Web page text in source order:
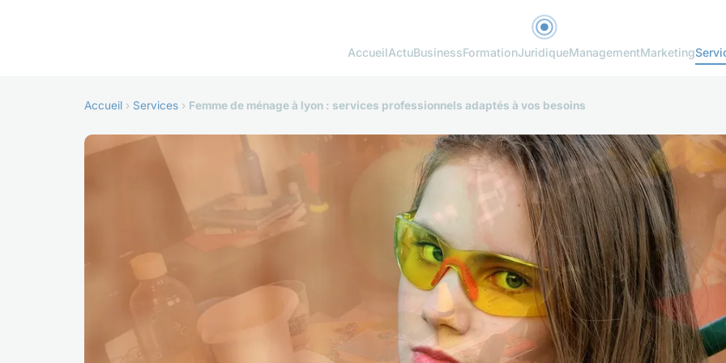
AccueilActuBusinessFormationJuridiqueManagementMarketing
Accueil › Services › Femme de ménage à lyon : services professionnels adaptés à vos besoins